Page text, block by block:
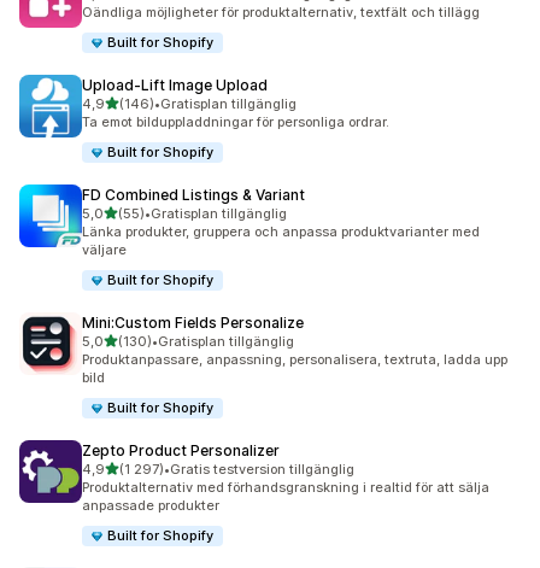
Oändliga möjligheter för produktalternativ, textfält och tillägg
Built for Shopify
Upload‑Lift Image Upload
4,9av 5 stjärnor
(146)
146 recensioner totalt
•Gratisplan tillgänglig
Ta emot bilduppladdningar för personliga ordrar.
Built for Shopify
FD Combined Listings & Variant
5,0av 5 stjärnor
(55)
55 recensioner totalt
•Gratisplan tillgänglig
Länka produkter, gruppera och anpassa produktvarianter med
väljare
Built for Shopify
Mini:Custom Fields Personalize
5,0av 5 stjärnor
(130)
130 recensioner totalt
•Gratisplan tillgänglig
Produktanpassare, anpassning, personalisera, textruta, ladda upp
bild
Built for Shopify
Zepto Product Personalizer
4,9av 5 stjärnor
(1 297)
1297 recensioner totalt
•Gratis testversion tillgänglig
Produktalternativ med förhandsgranskning i realtid för att sälja
anpassade produkter
Built for Shopify